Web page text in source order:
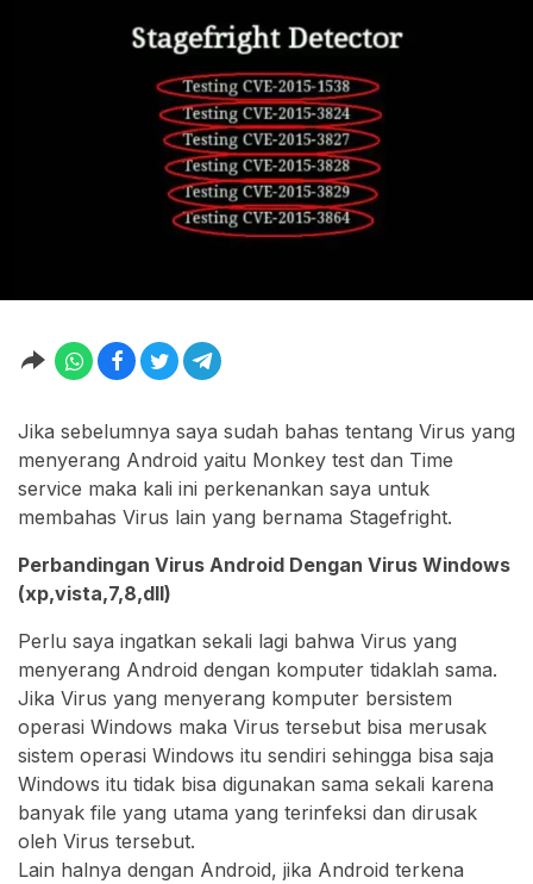
Jika sebelumnya saya sudah bahas tentang Virus yang
menyerang Android yaitu Monkey test dan Time
service maka kali ini perkenankan saya untuk
membahas Virus lain yang bernama Stagefright.
Perbandingan Virus Android Dengan Virus Windows
(xp,vista,7,8,dll)
Perlu saya ingatkan sekali lagi bahwa Virus yang
menyerang Android dengan komputer tidaklah sama.
Jika Virus yang menyerang komputer bersistem
operasi Windows maka Virus tersebut bisa merusak
sistem operasi Windows itu sendiri sehingga bisa saja
Windows itu tidak bisa digunakan sama sekali karena
banyak file yang utama yang terinfeksi dan dirusak
oleh Virus tersebut.
Lain halnya dengan Android, jika Android terkena